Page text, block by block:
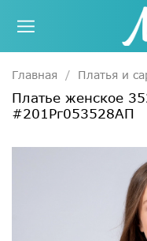
Главная Платья и
Платье женское
#201Рг053528АП